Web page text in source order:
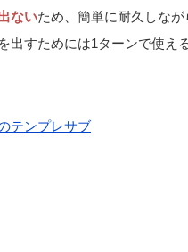
ないため、簡単に耐久しな
出すためには1ターンで使え
テンプレサブ